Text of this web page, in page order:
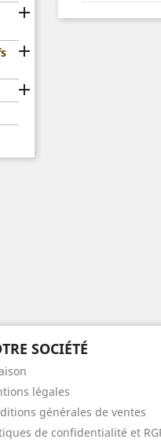



SOCIÉTÉ
légales
générales de ventes
de confidentialité et